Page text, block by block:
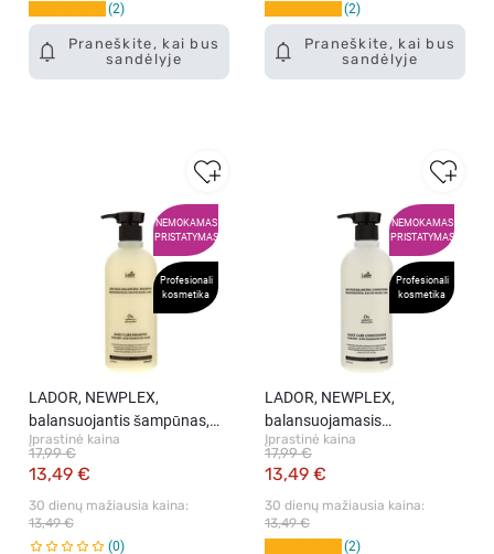
Praneškite, kai bus
sandėlyje
2
Praneškite, kai bus
sandėlyje
2
NEMOKAMAS
PRISTATYMAS
Profesionali
kosmetika
LADOR, NEWPLEX,
balansuojantis šampūnas,
530 ml.
Įprastinė kaina
13,49 €
17,99 €
30 dienų mažiausia kaina:
13,49 €
0
NEMOKAMAS
PRISTATYMAS
Profesionali
kosmetika
LADOR, NEWPLEX,
balansuojamasis
kondicionierius, 530 ml.
Įprastinė kaina
13,49 €
17,99 €
30 dienų mažiausia kaina:
13,49 €
2